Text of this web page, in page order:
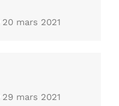
20 mars 2021
29 mars 2021